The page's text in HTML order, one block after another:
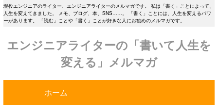
現役エンジニアのライター、エンジニアライターのメルマガです。 私は「書く」ことによって、
人生を変えてきました。 メモ、ブログ、本、SNS……。 「書く」ことには、人生を変えるパワ
ーがあります。 「読む」ことや「書く」ことが好きな人にお勧めのメルマガです。
エンジニアライターの「書いて人生を
変える」メルマガ
ホーム